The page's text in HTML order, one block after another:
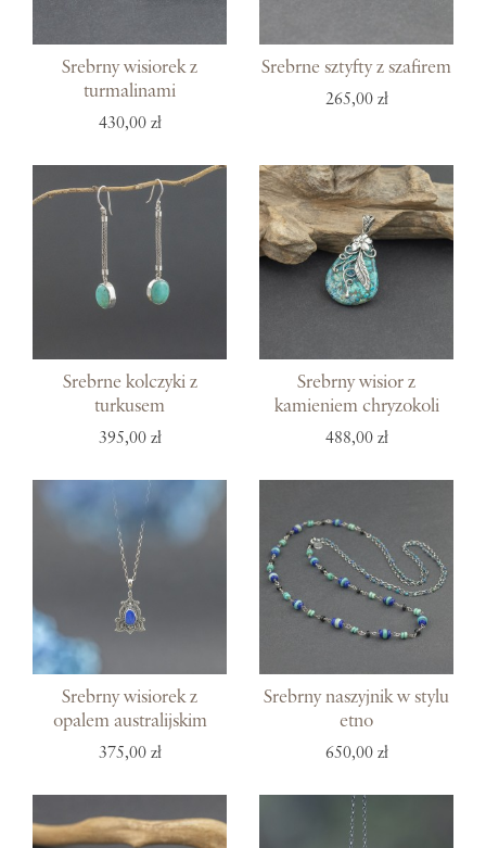
Srebrny wisiorek z
turmalinami
430,00 zł
Srebrne sztyfty z szafirem
265,00 zł
Srebrne kolczyki z
turkusem
395,00 zł
Srebrny wisior z
kamieniem chryzokoli
488,00 zł
Srebrny wisiorek z
opalem australijskim
375,00 zł
Srebrny naszyjnik w stylu
etno
650,00 zł